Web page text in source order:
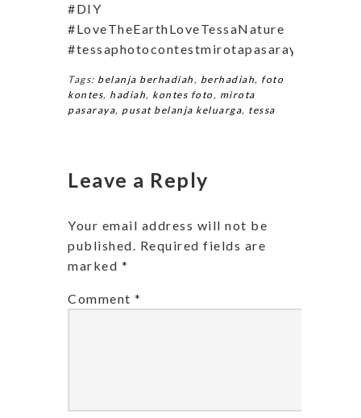
#DIY
#LoveTheEarthLoveTessaNature
#tessaphotocontestmirotapasaraya
Tags: belanja berhadiah, berhadiah, foto
kontes, hadiah, kontes foto, mirota
pasaraya, pusat belanja keluarga, tessa
Leave a Reply
Your email address will not be
published. Required fields are
marked *
Comment *